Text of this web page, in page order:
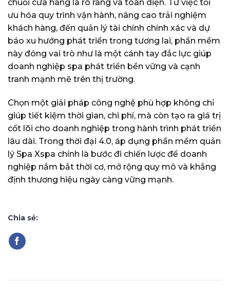
chuỗi cửa hàng là rõ ràng và toàn diện. Từ việc tối
ưu hóa quy trình vận hành, nâng cao trải nghiệm
khách hàng, đến quản lý tài chính chính xác và dự
báo xu hướng phát triển trong tương lai, phần mềm
này đóng vai trò như là một cánh tay đắc lực giúp
doanh nghiệp spa phát triển bền vững và cạnh
tranh mạnh mẽ trên thị trường.
Chọn một giải pháp công nghệ phù hợp không chỉ
giúp tiết kiệm thời gian, chi phí, mà còn tạo ra giá trị
cốt lõi cho doanh nghiệp trong hành trình phát triển
lâu dài. Trong thời đại 4.0, áp dụng phần mềm quản
lý Spa Xspa chính là bước đi chiến lược để doanh
nghiệp nắm bắt thời cơ, mở rộng quy mô và khẳng
định thương hiệu ngày càng vững mạnh.
Chia sẻ: